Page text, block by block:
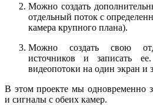
Можно создать
отдельный поток с
камера крупного плана).
Можно создать свою
источников и записать
видеопотоки на один экран и
В этом проекте мы одновременно
и сигналы с обеих камер.